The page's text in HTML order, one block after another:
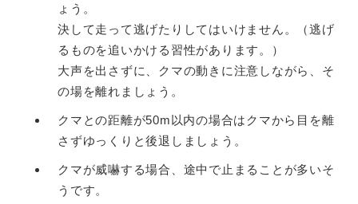
ょう。
決して走って逃げたりしてはいけません。（逃げ
るものを追いかける習性があります。）
大声を出さずに、クマの動きに注意しながら、そ
の場を離れましょう。
クマとの距離が50m以内の場合はクマから目を離
さずゆっくりと後退しましょう。
クマが威嚇する場合、途中で止まることが多いそ
うです。